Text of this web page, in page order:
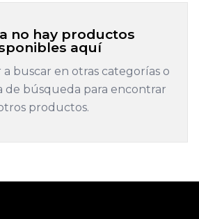
no hay productos
aquí
buscar en otras categorías o
de búsqueda para encontrar
productos.